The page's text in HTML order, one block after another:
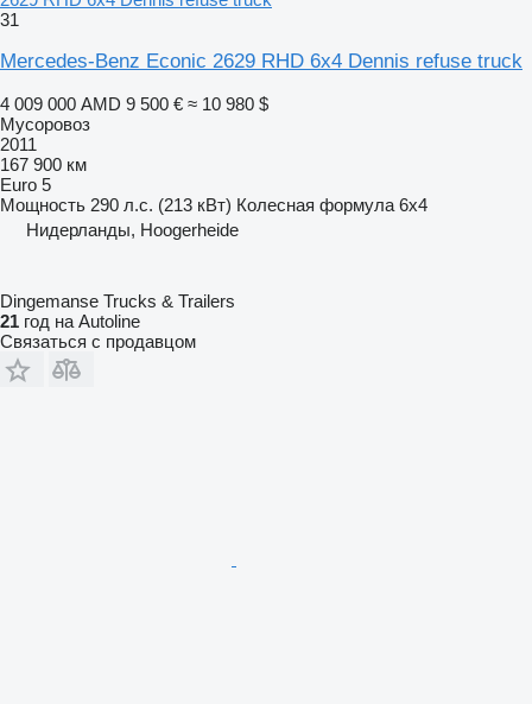
31
Mercedes-Benz Econic 2629 RHD 6x4 Dennis refuse truck
4 009 000 AMD 9 500 € ≈ 10 980 $
Мусоровоз
2011
167 900 км
Euro 5
Мощность 290 л.с. (213 кВт) Колесная формула 6x4
Нидерланды, Hoogerheide
Dingemanse Trucks & Trailers
21 год на Autoline
Связаться с продавцом